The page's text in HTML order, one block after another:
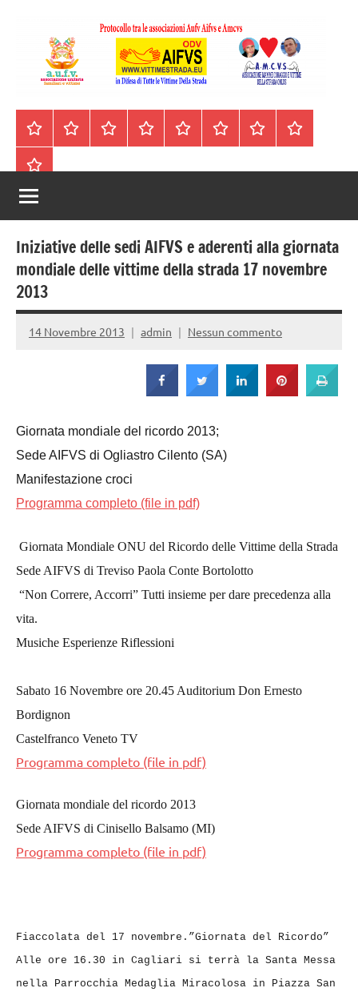
contenuto
A.I.F.V.S.
–
Associazione
Italiana
Familiari
e
Vittime
della
difesa
di
tutte
vittime
della
strada
HomepageSegnalazioni
Nord
Centro
Sud
ContattiIncidenti
Il
Archivio
Iniziative delle sedi AIFVS e aderenti alla giornata
mondiale delle vittime della strada 17 novembre
2013
14 Novembre 2013 admin Nessun commento
Giornata mondiale del ricordo 2013;
Sede AIFVS di Ogliastro Cilento (SA)
Manifestazione croci
Programma completo (file in pdf)
Giornata Mondiale ONU del Ricordo delle Vittime della Strada
Sede AIFVS di Treviso Paola Conte Bortolotto
“Non Correre, Accorri” Tutti insieme per dare precedenza alla
vita.
Musiche Esperienze Riflessioni
Sabato 16 Novembre ore 20.45 Auditorium Don Ernesto
Bordignon
Castelfranco Veneto TV
Programma completo (file in pdf)
Giornata mondiale del ricordo 2013
Sede AIFVS di Cinisello Balsamo (MI)
Programma completo (file in pdf)
Fiaccolata del 17 novembre.”Giornata del Ricordo”
Alle ore 16.30 in Cagliari si terrà la Santa Messa
nella Parrocchia Medaglia Miracolosa in Piazza San